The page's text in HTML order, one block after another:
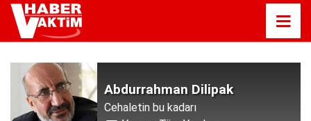
Abdurrahman Dilipak
Cehaletin bu kadarı